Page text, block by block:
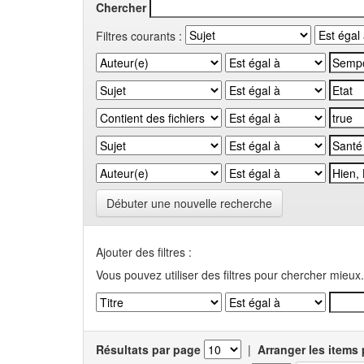
Chercher
Filtres courants :
Débuter une nouvelle recherche
Ajouter des filtres :
Vous pouvez utiliser des filtres pour chercher mieux.
Résultats par page | Arranger les items